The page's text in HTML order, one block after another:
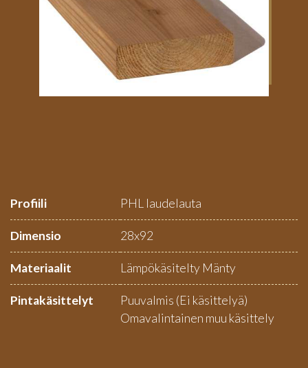
Profiili PHL laudelauta
Dimensio 28x92
Materiaalit Lämpökäsitelty Mänty
Pintakäsittelyt
Puuvalmis (Ei käsittelyä)
Omavalintainen muu käsittely